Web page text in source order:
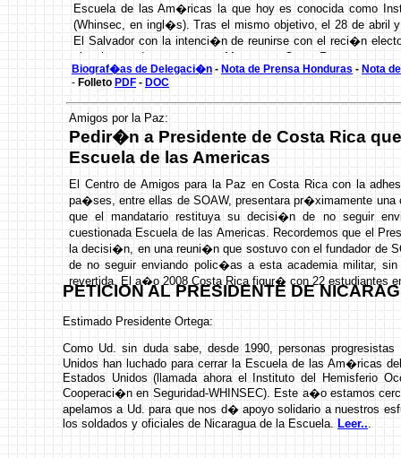
PETICION AL PRESIDENTE DE
Estimado Presidente Ortega:
Como Ud. sin duda sabe, desde 1990, personas
Unidos han luchado para cerrar la Escuela de las Am�ricas
Estados Unidos (llamada ahora el Instituto del Hemisferio
Cooperaci�n en Seguridad-WHINSEC). Este a�o estamos
apelamos a Ud. para que nos d� apoyo solidario a nuestros
los soldados y oficiales de Nicaragua de la Escuela. Leer...
Amigos por la Paz:
Pedir�n a Presidente de Costa Rica
Escuela de las Americas
El Centro de Amigos para la Paz en Costa Rica con la
pa�ses, entre ellas de SOAW, presentara pr�ximamente una
que el mandatario restituya su decisi�n de no seguir
cuestionada Escuela de las Americas. Recordemos que el
la decisi�n, en una reuni�n que sostuvo con el fundador de
de no seguir enviando polic�as a esta academia militar,
revertida. El a�o 2008 Costa Rica figur� con 22 estudiantes
Escuela de las Am�ricas la que hoy es conocida como
(Whinsec, en ingl�s). Tras el mismo objetivo, el 28 de
El Salvador con la intenci�n de reunirse con el reci�n
elecci�n nada menos que a Monse�or Oscar Romero.
Biograf�as de Delegaci�n - Nota de Prensa Honduras - Nota
- Folleto PDF - DOC